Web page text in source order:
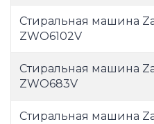
Стиральная машина
ZWO6102V
Стиральная машина
ZWO683V
Стиральная машина